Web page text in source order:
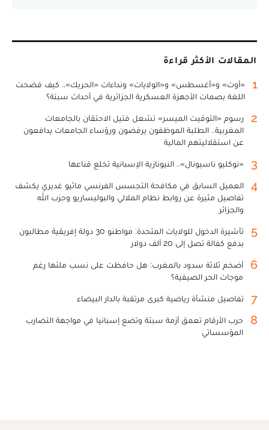
المقالات الأكثر قراءة
1
«أوت» و«أغسطس» و«الولايات» ونداءات «الحريك».. كيف فضحت
اللغة بصمات الأجهزة العسكرية الجزائرية في أحداث سبتة؟
2
رسوم «التوقيت الميسر» تشعل فتيل الاحتقان بالجامعات
المغربية.. الطلبة الموظفون يرفضون ورؤساء الجامعات يدافعون
عن استقلاليتهم المالية
3 «نوكليو ناسيونال».. النيونازية الإسبانية تخلع قناعها
4
العميل السابق في مكافحة التجسس الفرنسي ماثيو غديري يكشف
تفاصيل مثيرة عن روابط نظام الملالي والبوليساريو وحزب الله
والجزائر
5
تأشيرة الدخول للولايات المتحدة: مواطنو 30 دولة إفريقية مطالبون
بدفع كفالة تصل إلى 20 ألف دولار
6
أضخم ثلاثة سدود بالمغرب: هل حافظت على نسب ملئها رغم
موجات الحر الصيفية؟
7 تفاصيل منشأة رياضية كبرى مرتقبة بالدار البيضاء
8
حرب الأرقام تعمق أزمة سبتة وتضع إسبانيا في مواجهة التضارب
المؤسساتي